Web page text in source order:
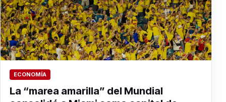
ECONOMÍA
La “marea amarilla” del Mundial